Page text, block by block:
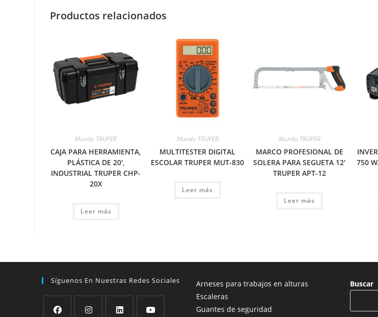
Productos relacionados
Mundo TRUPER
CAJA PARA HERRAMIENTA,
PLÁSTICA DE 20′,
INDUSTRIAL TRUPER CHP-
20X
Leer más
Mundo TRUPER
MULTITESTER DIGITAL
ESCOLAR TRUPER MUT-830
Leer más
Mundo TRUPER
MARCO PROFESIONAL DE
SOLERA PARA SEGUETA 12′
TRUPER APT-12
Leer más
750
Síguenos En Nuestras Redes Sociales
Arneses para trabajos en alturas
Escaleras
Guantes de seguridad
Buscar